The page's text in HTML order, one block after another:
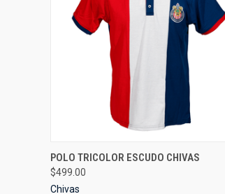
QUICK VIEW VIEW OPTIONS
POLO TRICOLOR ESCUDO CHIVAS
$499.00
Chivas